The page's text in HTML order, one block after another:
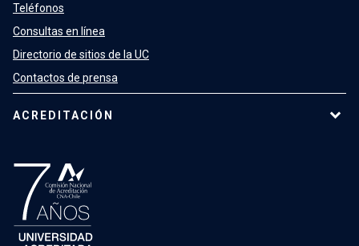
Teléfonos
Consultas en línea
Directorio de sitios de la UC
Contactos de prensa
ACREDITACIÓN